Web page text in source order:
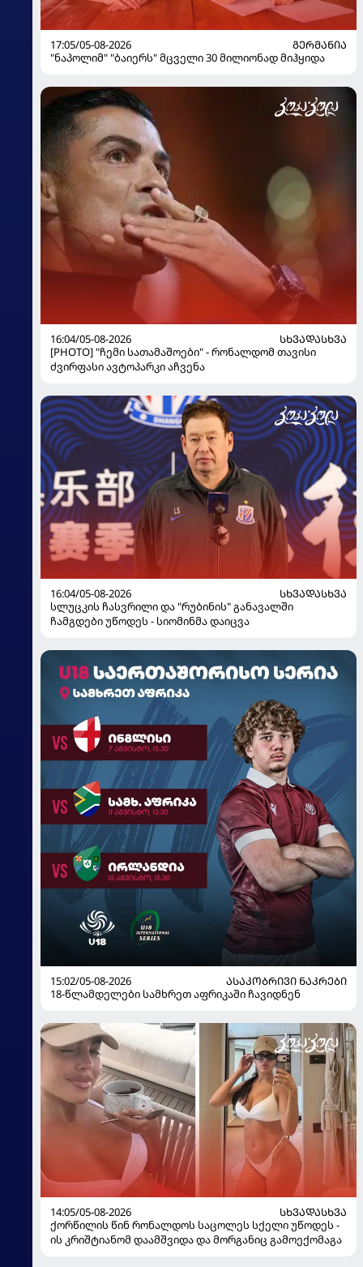
17:05/05-08-2026
ᲒᲔᲠᲛᲐᲜᲘᲐ
"ნაპოლიმ" "ბაიერს" მცველი 30 მილიონად მიჰყიდა
16:04/05-08-2026
ᲡᲮᲕᲐᲓᲐᲡᲮᲕᲐ
[PHOTO] "ჩემი სათამაშოები" - რონალდომ თავისი
ძვირფასი ავტოპარკი აჩვენა
16:04/05-08-2026
ᲡᲮᲕᲐᲓᲐᲡᲮᲕᲐ
სლუცკის ჩასვრილი და "რუბინის" განავალში
ჩამგდები უწოდეს - სიომინმა დაიცვა
15:02/05-08-2026
ᲐᲡᲐᲙᲝᲑᲠᲘᲕᲘ ᲜᲐᲙᲠᲔᲑᲘ
18-წლამდელები სამხრეთ აფრიკაში ჩავიდნენ
14:05/05-08-2026
ᲡᲮᲕᲐᲓᲐᲡᲮᲕᲐ
ქორწილის წინ რონალდოს საცოლეს სქელი უწოდეს -
ის კრიშტიანომ დაამშვიდა და მორგანიც გამოექომაგა